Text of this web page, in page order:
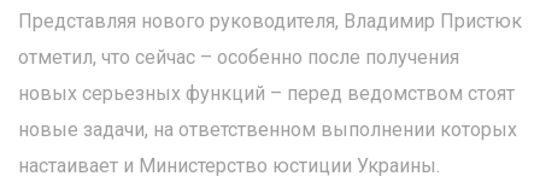
Представляя нового руководителя, Владимир Пристюк
отметил, что сейчас – особенно после получения
новых серьезных функций – перед ведомством стоят
новые задачи, на ответственном выполнении которых
настаивает и Министерство юстиции Украины.